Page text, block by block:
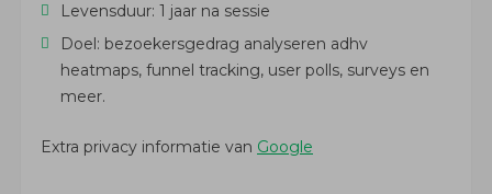
Levensduur: 1 jaar na sessie
Doel: bezoekersgedrag analyseren adhv
heatmaps, funnel tracking, user polls, surveys en
meer.
Extra privacy informatie van Google